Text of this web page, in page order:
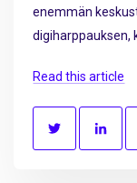
enemmän
digiharppauksen,
Read this article